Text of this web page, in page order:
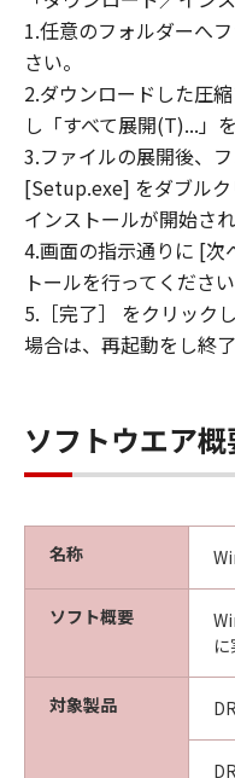
1.任意のフォルダーへ
さい。
2.ダウンロードした圧
し「すべて展開(T)...」
3.ファイルの展開後、
[Setup.exe] をダブルク
インストールが開始され
4.画面の指示通りに [
トールを行ってください
5.［完了］ をクリック
場合は、再起動をし終了
ソフトウエア概
名称
ソフト概要
対象製品